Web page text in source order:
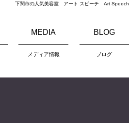
下関市の人気美容室 アート スピーチ Art Speech
MEDIA
メディア情報
BLOG
ブログ